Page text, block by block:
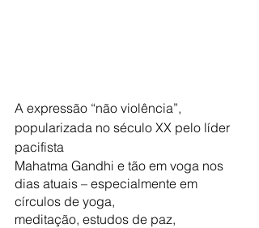
A expressão “não violência”,
popularizada no século XX pelo líder
pacifista
Mahatma Gandhi e tão em voga nos
dias atuais – especialmente em
círculos de yoga,
meditação, estudos de paz,